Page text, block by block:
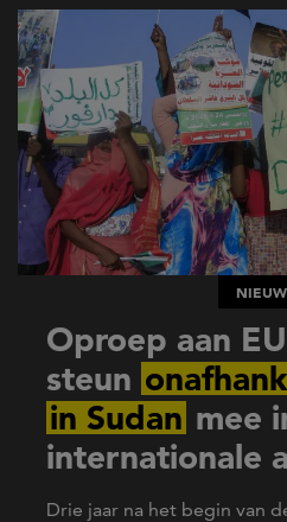
Oproep aan
steun
in Sudan mee
internationale
Drie jaar na het begin van